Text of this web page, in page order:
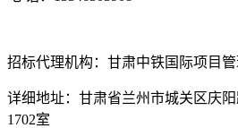
招标代理机构：甘肃中铁国际项目
详细地址：甘肃省兰州市城关区庆
1702室